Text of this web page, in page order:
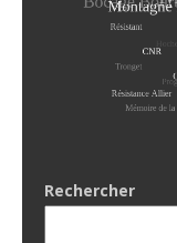
Rechercher